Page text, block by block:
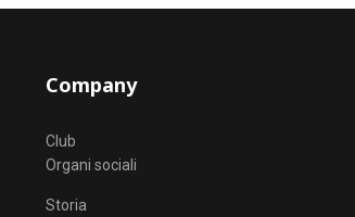
Company
Club
Organi sociali
Storia